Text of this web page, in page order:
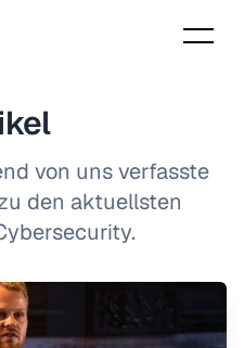
von uns verfasste
den aktuellsten